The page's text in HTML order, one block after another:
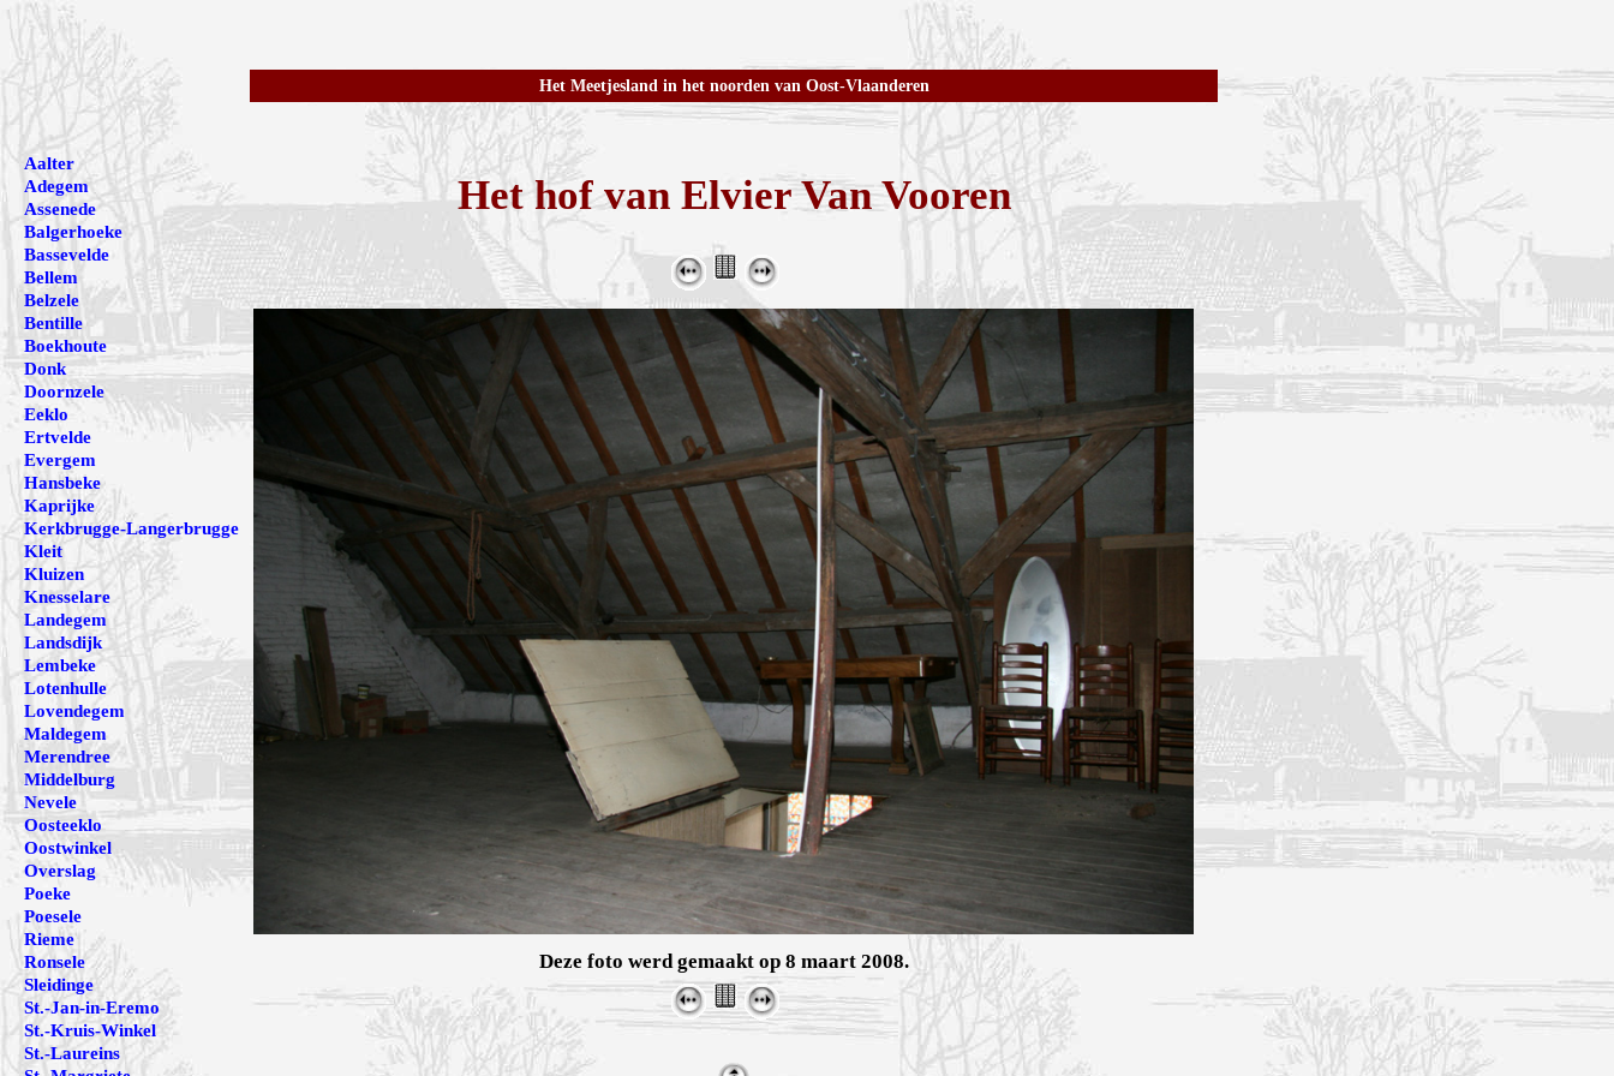
Het Meetjesland in het noorden van Oost-Vlaanderen
Het hof van Elvier Van Vooren
Deze foto werd gemaakt op 8 maart 2008.
Aalter
Adegem
Assenede
Balgerhoeke
Bassevelde
Bellem
Belzele
Bentille
Boekhoute
Donk
Doornzele
Eeklo
Ertvelde
Evergem
Hansbeke
Kaprijke
Kerkbrugge-Langerbrugge
Kleit
Kluizen
Knesselare
Landegem
Landsdijk
Lembeke
Lotenhulle
Lovendegem
Maldegem
Merendree
Middelburg
Nevele
Oosteeklo
Oostwinkel
Overslag
Poeke
Poesele
Rieme
Ronsele
Sleidinge
St.-Jan-in-Eremo
St.-Kruis-Winkel
St.-Laureins